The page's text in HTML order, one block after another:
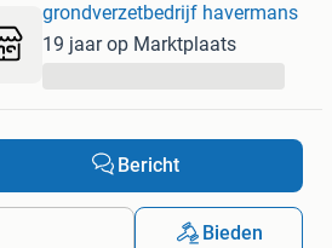
grondverzetbedrijf havermans
19 jaar op Marktplaats
Bericht
Bieden